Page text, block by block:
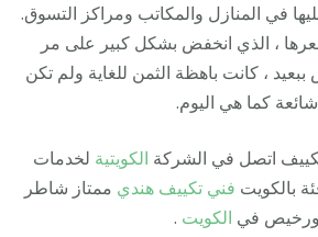
في المنازل والمكاتب ومراكز التسوق.
، الذي انخفض بشكل كبير على مر
، كانت باهظة الثمن للغاية ولم تكن
شائعة كما هي اليوم.
اتصل في الشركة الكويتية لخدمات
بالكويت فني تكييف هندي ممتاز شاطر
ورخيص في الكويت .